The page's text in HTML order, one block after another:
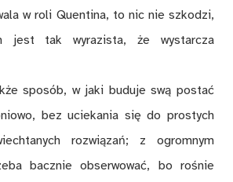
w roli Quentina, to nic nie szkodzi,
jest tak wyrazista, że wystarcza
sposób, w jaki buduje swą postać
bez uciekania się do prostych
rozwiązań; z ogromnym
bacznie obserwować, bo rośnie